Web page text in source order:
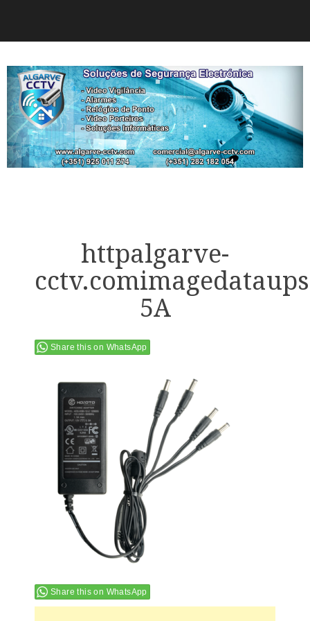
httpalgarve-
5A
Share this on WhatsApp
Share this on WhatsApp